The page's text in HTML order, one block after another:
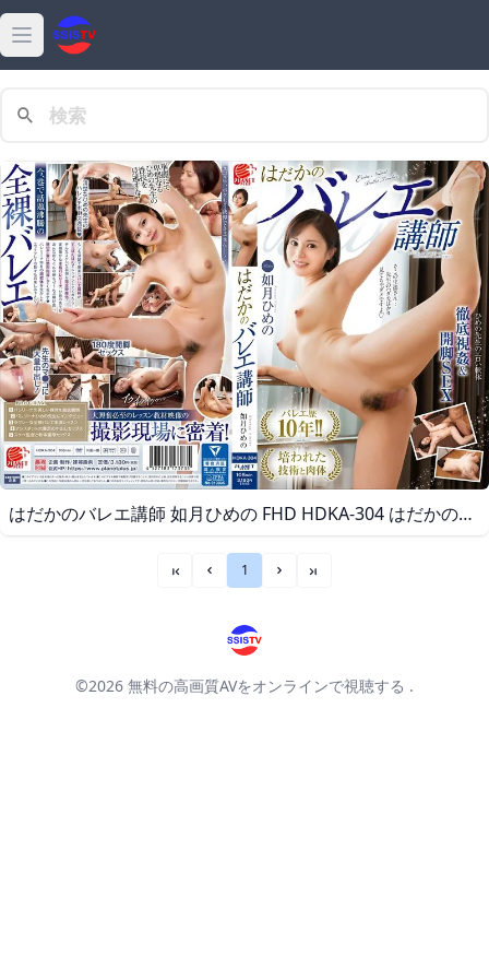
Open main menu
熱門
高清
女優
ダウンロード
特集
はだかのバレエ講師 如月ひめの FHD HDKA-304 はだかのバレエ講師 如月ひめの
«« « 1 » »»
©2026 無料の高画質AVをオンラインで視聴する .